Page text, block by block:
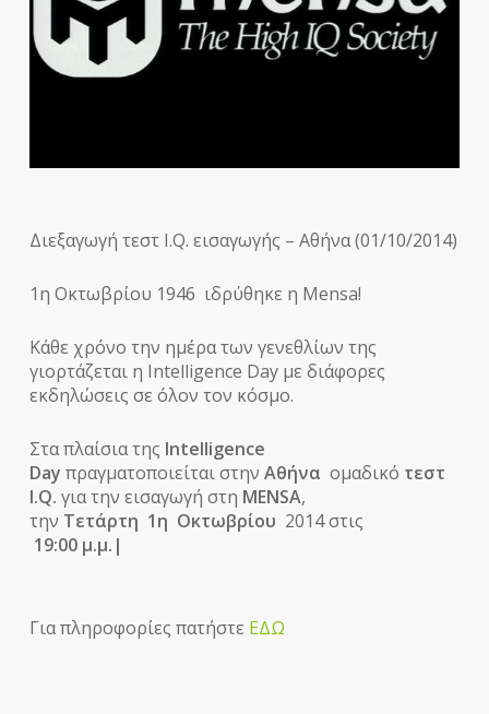
Διεξαγωγή τεστ I.Q. εισαγωγής – Αθήνα (01/10/2014)
1η Οκτωβρίου 1946 ιδρύθηκε η Mensa!
Κάθε χρόνο την ημέρα των γενεθλίων της
γιορτάζεται η Intelligence Day με διάφορες
εκδηλώσεις σε όλον τον κόσμο.
Στα πλαίσια της Intelligence
Day πραγματοποιείται στην Αθήνα ομαδικό τεστ
I.Q. για την εισαγωγή στη MENSA,
την Τετάρτη 1η Οκτωβρίου 2014 στις
19:00 μ.μ.|
Για πληροφορίες πατήστε ΕΔΩ